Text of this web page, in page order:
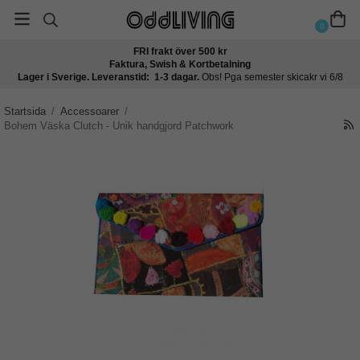
0
FRI frakt över 500 kr
Faktura, Swish & Kortbetalning
Lager i Sverige. Leveranstid: 1-3 dagar. Obs! Pga semester skicakr vi 6/8
Startsida / Accessoarer /
Bohem Väska Clutch - Unik handgjord Patchwork